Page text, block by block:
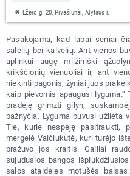
Ežero g. 20, Pivašiūnai, Alytaus r.
Pasakojama, kad labai seniai
salelių bei kalvelių. Ant vienos
aplinkui augę milžiniški
krikščionių vienuoliai ir, ant
niekinti pagonis, žyniai juos
kaip pievomis apaugusi
pradėję grimzti gilyn,
bažnyčia. Lyguma buvusi užlieta
Tie, kurie nespėję pasitraukti,
mergelė Vaičiukutė, kuri turėjo
pražuvo jos kraitis. Gailiai
sujudusios bangos
salos ataidėjęs motušės